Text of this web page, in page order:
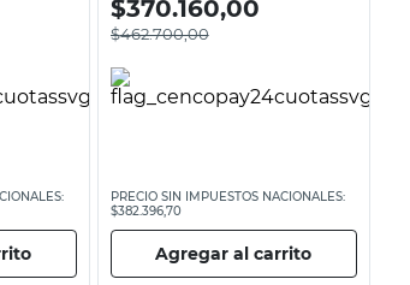
$370.160,00
$462.700,00
PRECIO SIN IMPUESTOS NACIONALES:
$382.396,70
Agregar al carrito